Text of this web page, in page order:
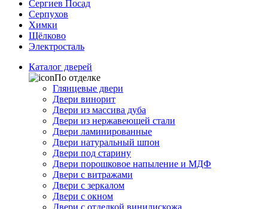
Сергиев Посад
Серпухов
Химки
Щёлково
Электросталь
Каталог дверей
По отделке
Глянцевые двери
Двери винорит
Двери из массива дуба
Двери из нержавеющей стали
Двери ламинированные
Двери натуральный шпон
Двери под старину
Двери порошковое напыление и МДФ
Двери с витражами
Двери с зеркалом
Двери с окном
Двери с отделкой винилискожа